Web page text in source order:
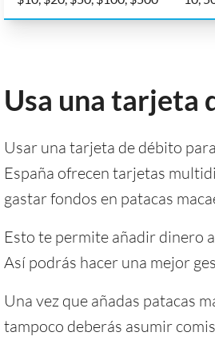
Usa una tarjeta
Usar una tarjeta de débito
España ofrecen tarjetas
gastar fondos en patacas
Esto te permite añadir dinero
Así podrás hacer una mejor
Una vez que añadas patacas
tampoco deberás asumir